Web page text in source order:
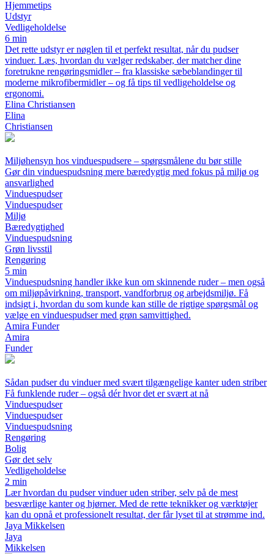
Hjemmetips
Udstyr
Vedligeholdelse
6 min
Det rette udstyr er nøglen til et perfekt resultat, når du pudser
vinduer. Læs, hvordan du vælger redskaber, der matcher dine
foretrukne rengøringsmidler – fra klassiske sæbeblandinger til
moderne mikrofibermidler – og få tips til vedligeholdelse og
ergonomi.
Elina Christiansen
Elina
Christiansen
Miljøhensyn hos vinduespudsere – spørgsmålene du bør stille
Gør din vinduespudsning mere bæredygtig med fokus på miljø og
ansvarlighed
Vinduespudser
Vinduespudser
Miljø
Bæredygtighed
Vinduespudsning
Grøn livsstil
Rengøring
5 min
Vinduespudsning handler ikke kun om skinnende ruder – men også
om miljøpåvirkning, transport, vandforbrug og arbejdsmiljø. Få
indsigt i, hvordan du som kunde kan stille de rigtige spørgsmål og
vælge en vinduespudser med grøn samvittighed.
Amira Funder
Amira
Funder
Sådan pudser du vinduer med svært tilgængelige kanter uden striber
Få funklende ruder – også dér hvor det er svært at nå
Vinduespudser
Vinduespudser
Vinduespudsning
Rengøring
Bolig
Gør det selv
Vedligeholdelse
2 min
Lær hvordan du pudser vinduer uden striber, selv på de mest
besværlige kanter og hjørner. Med de rette teknikker og værktøjer
kan du opnå et professionelt resultat, der får lyset til at strømme ind.
Jaya Mikkelsen
Jaya
Mikkelsen